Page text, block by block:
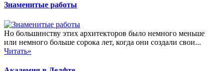
Знаменитые работы
Но большинству этих архитекторов было немного меньше
или немного больше сорока лет, когда они создали свои...
Читать»